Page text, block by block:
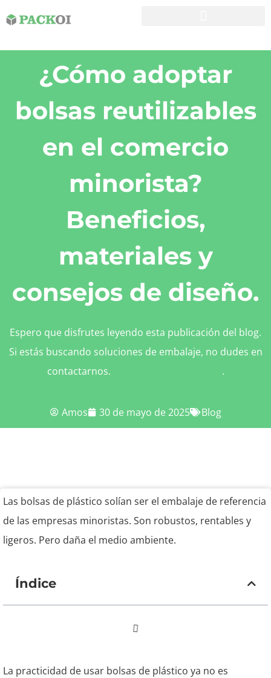
¿Cómo adoptar
bolsas reutilizables
en el comercio
minorista?
Beneficios,
materiales y
consejos de diseño.
Espero que disfrutes leyendo esta publicación del blog.
Si estás buscando soluciones de embalaje, no dudes en
contactarnos.
.
Amos 30 de mayo de 2025 Blog
Las bolsas de plástico solían ser el embalaje de referencia
de las empresas minoristas. Son robustos, rentables y
ligeros. Pero daña el medio ambiente.
Índice
La practicidad de usar bolsas de plástico ya no es